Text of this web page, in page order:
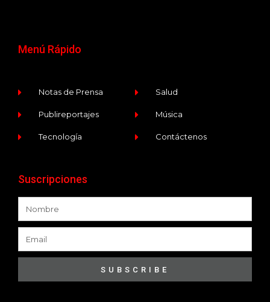
Menú Rápido
Notas de Prensa
Publireportajes
Tecnología
Salud
Música
Contáctenos
Suscripciones
SUBSCRIBE